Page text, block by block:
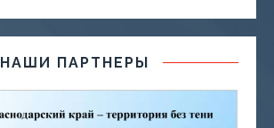
НАШИ ПАРТНЕРЫ